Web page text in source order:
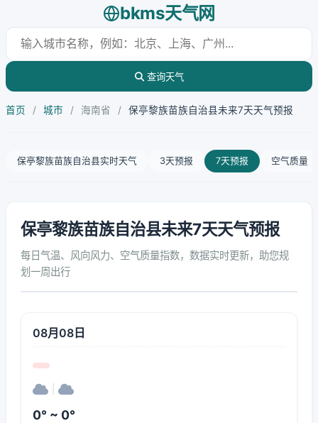
bkms天气网
查询天气
首页 / 城市 / 海南省 / 保亭黎族苗族自治县未来7天天气预报
保亭黎族苗族自治县实时天气 3天预报 7天预报 空气质量
保亭黎族苗族自治县未来7天天气预报
每日气温、风向风力、空气质量指数，数据实时更新，助您规
划一周出行
08月08日
0° ~ 0°